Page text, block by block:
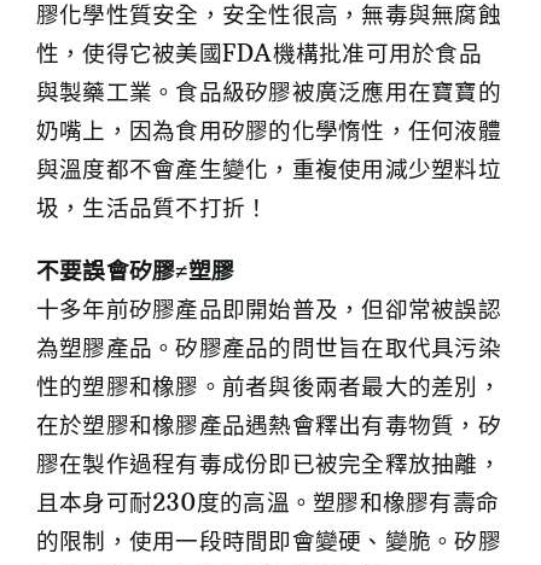
膠化學性質安全，安全性很高，無毒與無腐蝕
性，使得它被美國FDA機構批准可用於食品
與製藥工業。食品級矽膠被廣泛應用在寶寶的
奶嘴上，因為食用矽膠的化學惰性，任何液體
與溫度都不會產生變化，重複使用減少塑料垃
圾，生活品質不打折！
不要誤會矽膠≠塑膠
十多年前矽膠產品即開始普及，但卻常被誤認
為塑膠產品。矽膠產品的問世旨在取代具污染
性的塑膠和橡膠。前者與後兩者最大的差別，
在於塑膠和橡膠產品遇熱會釋出有毒物質，矽
膠在製作過程有毒成份即已被完全釋放抽離，
且本身可耐230度的高溫。塑膠和橡膠有壽命
的限制，使用一段時間即會變硬、變脆。矽膠